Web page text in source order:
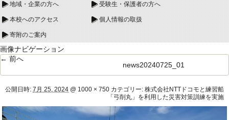
地域・企業の方へ 受験生・保護者の方へ
本校へのアクセス 個人情報の取扱
寄附のご案内
画像ナビゲーション
← 前へ
news20240725_01
公開日時: 7月 25, 2024 @ 1000 × 750 カテゴリー: 株式会社NTTドコモと練習船
「弓削丸」を利用した災害対策訓練を実施